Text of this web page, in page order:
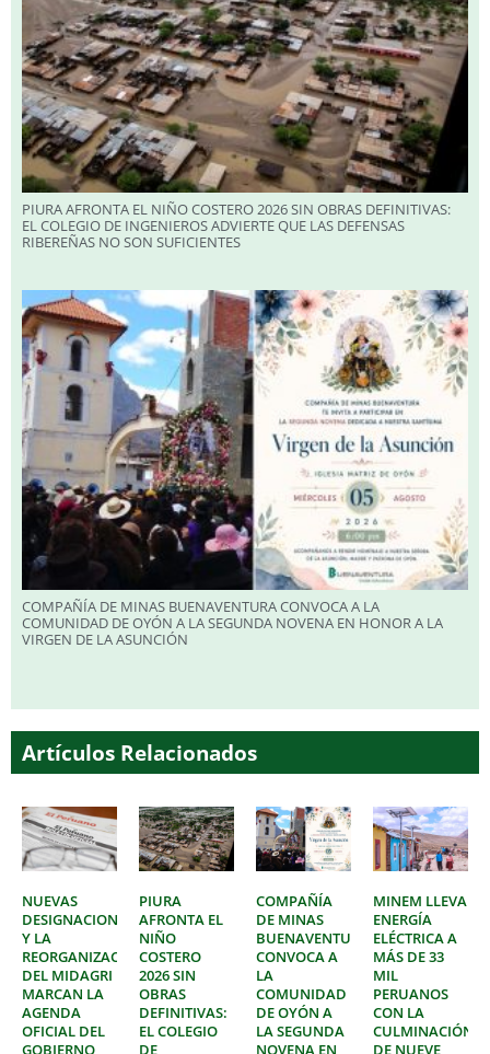
PIURA AFRONTA EL NIÑO COSTERO 2026 SIN OBRAS DEFINITIVAS:
EL COLEGIO DE INGENIEROS ADVIERTE QUE LAS DEFENSAS
RIBEREÑAS NO SON SUFICIENTES
COMPAÑÍA DE MINAS BUENAVENTURA CONVOCA A LA
COMUNIDAD DE OYÓN A LA SEGUNDA NOVENA EN HONOR A LA
VIRGEN DE LA ASUNCIÓN
Artículos Relacionados
NUEVAS
DESIGNACIONES
Y LA
REORGANIZACIÓN
DEL MIDAGRI
MARCAN LA
AGENDA
OFICIAL DEL
GOBIERNO
PIURA
AFRONTA EL
NIÑO
COSTERO
2026 SIN
OBRAS
DEFINITIVAS:
EL COLEGIO
DE
COMPAÑÍA
DE MINAS
BUENAVENTURA
CONVOCA A
LA
COMUNIDAD
DE OYÓN A
LA SEGUNDA
NOVENA EN
MINEM LLEVA
ENERGÍA
ELÉCTRICA A
MÁS DE 33
MIL
PERUANOS
CON LA
CULMINACIÓN
DE NUEVE